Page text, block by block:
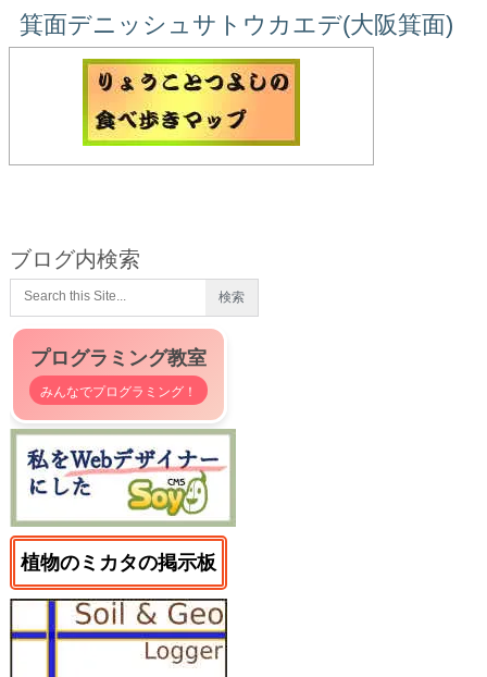
箕面デニッシュサトウカエデ(大阪箕面)
ブログ内検索
プログラミング教室
みんなでプログラミング！
植物のミカタの掲示板